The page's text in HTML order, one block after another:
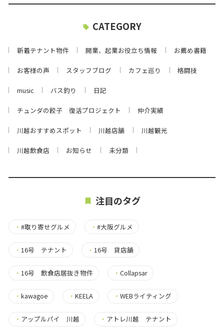
CATEGORY
新着テナント物件 開業、起業お役立ち情報 お薦め書籍
お客様の声 スタッフブログ カフェ巡り 格闘技
music バス釣り 日記
チュンダの餃子 復活プロジェクト 仲介実績
川越おすすめスポット 川越店舗 川越観光
川越飲食店 お知らせ 未分類
注目のタグ
・ #取り寄せグルメ ・#大阪グルメ
・ 16号 テナント ・16号 貸店舗
・ 16号 飲食店居抜き物件 ・Collapsar
・ kawagoe ・KEELA ・WEBライティング
・ アップルパイ 川越 ・ アトレ川越 テナント